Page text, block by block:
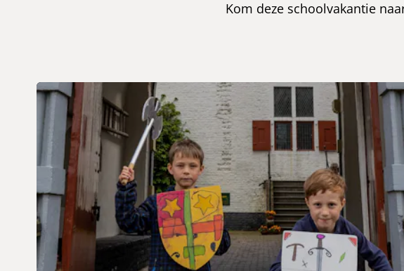
Kom deze schoolvakantie